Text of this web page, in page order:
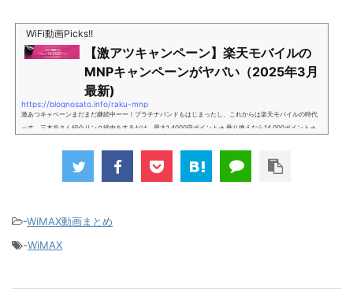
WiFi動画Picks!!
【激アツキャンペーン】楽天モバイルの
MNPキャンペーンがヤバい（2025年3月
最新)
https://blognosato.info/raku-mnp
激あつキャペーンまだまだ継続中ーー！プラチナバンドもはじまったし、これからは楽天モバイルの時代
っす。三木谷さん紹介リンク経由をするだけ。最大1,4000円ポイント→ 乗り換えなら14,000ポイント→
け」とも思えるポイントばら撒きキャンペーンを発動してきました。■キャンペーン概要三木谷社長の特
別招待ページから楽天モバイ...
-WiMAX動画まとめ
-WiMAX